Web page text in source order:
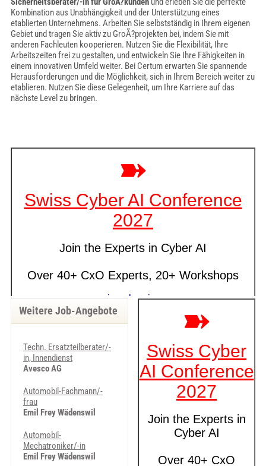
Kombination aus Unabhängigkeit und der Unterstützung eines
etablierten Unternehmens. Arbeiten Sie selbstständig in Ihrem eigenen
Gebiet und tragen Sie aktiv zu GroÃ?projekten bei, indem Sie mit
anderen Fachleuten kooperieren. Nutzen Sie die Flexibilität, Ihre
Arbeitszeiten frei zu gestalten, und entwickeln Sie Ihre Fähigkeiten in
einem innovativen Umfeld weiter. Bei Certum erwarten Sie spannende
Herausforderungen und die Möglichkeit, sich in Ihrem Bereich weiter zu
etablieren. Nutzen Sie diese Gelegenheit, um Ihre Karriere auf das
nächste Level zu bringen.
Weitere Job-Angebote
Techn. Ersatzteilberater/-
in, Innendienst
Avesco AG
Automobil-Fachmann/-
frau
Emil Frey Wädenswil
Automobil-
Mechatroniker/-in
Emil Frey Wädenswil